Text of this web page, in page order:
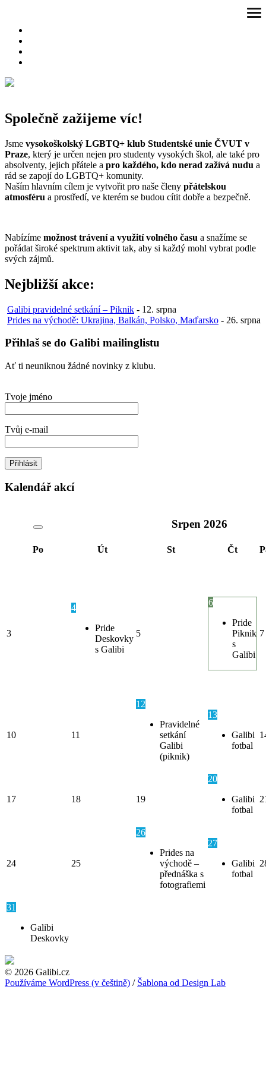
obsah
Společně zažijeme víc!
Jsme vysokoškolský LGBTQ+ klub Studentské unie ČVUT v
Praze, který je určen nejen pro studenty vysokých škol, ale také pro
absolventy, jejich přátele a pro každého, kdo nerad zažívá nudu a
rád se zapojí do LGBTQ+ komunity.
Naším hlavním cílem je vytvořit pro naše členy přátelskou
atmosféru a prostředí, ve kterém se budou cítit dobře a bezpečně.
Nabízíme možnost trávení a využití volného času a snažíme se
pořádat široké spektrum aktivit tak, aby si každý mohl vybrat podle
svých zájmů.
Nejbližší akce:
Galibi pravidelné setkání – Piknik - 12. srpna
Prides na východě: Ukrajina, Balkán, Polsko, Maďarsko - 26. srpna
Přihlaš se do Galibi mailinglistu
Ať ti neuniknou žádné novinky z klubu.
Tvoje jméno
Tvůj e-mail
Kalendář akcí
Srpen 2026
Po Út St Čt
3
4
Pride
Deskovky
s Galibi
5
6
Pride
Piknik
s
Galibi
7
10 11
12
Pravidelné
setkání
Galibi
(piknik)
13
Galibi
fotbal
17 18 19
20
Galibi
fotbal
24 25
26
Prides na
východě –
přednáška s
fotografiemi
27
Galibi
fotbal
31
Galibi
Deskovky
© 2026 Galibi.cz
Používáme WordPress (v češtině) / Šablona od Design Lab